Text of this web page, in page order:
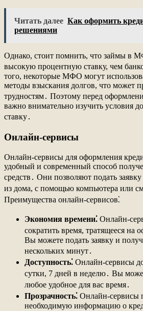
Читать далее Как оформить
решениями
Однако, стоит помнить, что займы в
высокую процентную ставку, чем
того, некоторые МФО могут
методы взыскания долгов, что может
трудностям․ Поэтому перед
важно внимательно изучить условия
ставку․
Онлайн-сервисы
Онлайн-сервисы для оформления
удобный и современный способ
средств․ Они позволяют подать
из дома, с помощью компьютера или
Преимущества онлайн-сервисов⁚
Экономия времени⁚ Онлайн-
сократить время, тратящееся на
Вы можете подать заявку и
нескольких минут․
Доступность⁚ Онлайн-сервисы
сутки, 7 дней в неделю․ Вы
любое удобное для вас время․
Прозрачность⁚ Онлайн-сервисы
необходимую информацию о